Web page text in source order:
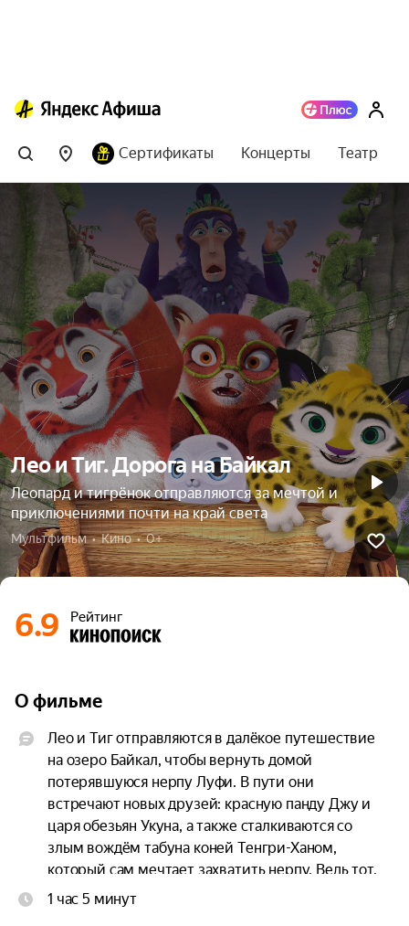
Сертификаты Концерты Театр
Лео и Тиг. Дорога на Байкал
Леопард и тигрёнок отправляются за мечтой и
приключениями почти на край света
Мультфильм  •  Кино  •  0+
6.9 Рейтинг
О фильме
Лео и Тиг отправляются в далёкое путешествие
на озеро Байкал, чтобы вернуть домой
потерявшуюся нерпу Луфи. В пути они
встречают новых друзей: красную панду Джу и
царя обезьян Укуна, а также сталкиваются со
злым вождём табуна коней Тенгри-Ханом,
который сам мечтает захватить нерпу. Ведь тот,
кто вернёт Луфи, получит в награду выполнение
1 час 5 минут